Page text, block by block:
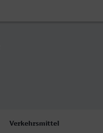
Verkehrsmittel